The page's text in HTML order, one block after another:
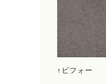
↑ビフォー